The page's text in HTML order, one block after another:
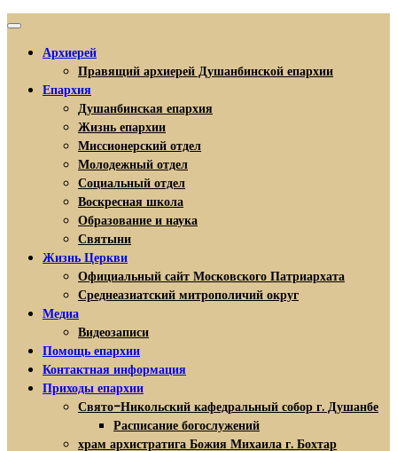
Архиерей
Правящий архиерей Душанбинской епархии
Епархия
Душанбинская епархия
Жизнь епархии
Миссионерский отдел
Молодежный отдел
Социальный отдел
Воскресная школа
Образование и наука
Святыни
Жизнь Церкви
Официальный сайт Московского Патриархата
Среднеазиатский митрополичий округ
Медиа
Видеозаписи
Помощь епархии
Контактная информация
Приходы епархии
Свято-Никольский кафедральный собор г. Душанбе
Расписание богослужений
храм архистратига Божия Михаила г. Бохтар